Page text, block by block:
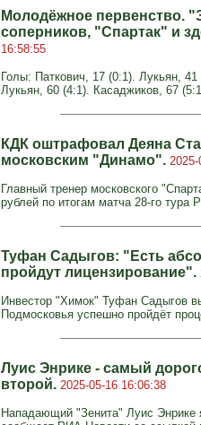
Молодёжное первенство.
соперников, "Спартак" и
16:58:55
Голы: Паткович, 17 (0:1). Лукьян,
Лукьян, 60 (4:1). Касаджиков, 67
КДК оштрафовал Деяна
московским "Динамо".
Главный тренер московского
рублей по итогам матча 28-го
Туфан Садыгов: "Есть
пройдут лицензирование".
Инвестор "Химок" Туфан Садыгов
Подмосковья успешно пройдёт
Луис Энрике - самый
второй. 2025-05-16 16:06:38
Нападающий "Зенита" Луис